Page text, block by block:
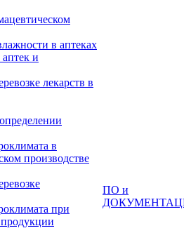
в аптеках
и
лекарств в
в
производстве
при
продукции
ПО и